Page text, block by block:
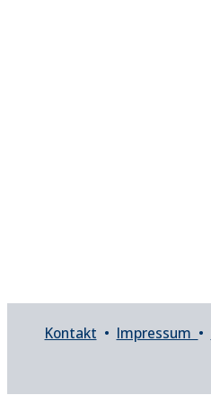
Kontakt • Impressum •